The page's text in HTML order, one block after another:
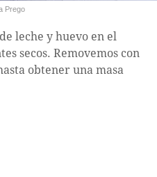
Prego
leche y huevo en el
secos. Removemos con
obtener una masa